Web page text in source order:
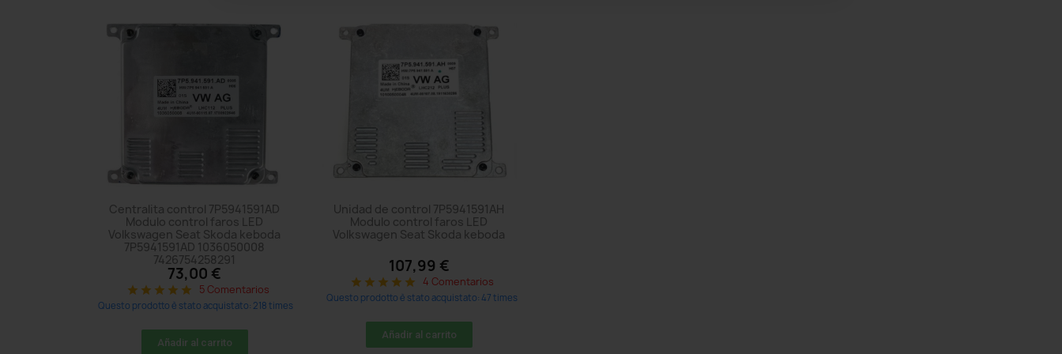
Centralita control 7P5941591AD
Modulo control faros LED
Volkswagen Seat Skoda keboda
7P5941591AD 1036050008
7426754258291
73,00 €
star star star star star 5 Comentarios
Questo prodotto è stato acquistato: 218 times
Añadir al carrito
Unidad de control 7P5941591AH
Modulo control faros LED
Volkswagen Seat Skoda keboda
107,99 €
star star star star star 4 Comentarios
Questo prodotto è stato acquistato: 47 times
Añadir al carrito